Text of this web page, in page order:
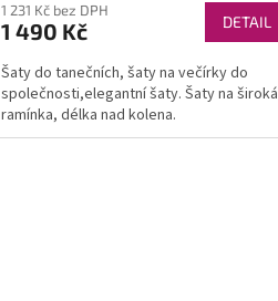
1 231 Kč bez DPH
1 490 Kč DETAIL
Šaty do tanečních, šaty na večírky do
společnosti,elegantní šaty. Šaty na široká
ramínka, délka nad kolena.